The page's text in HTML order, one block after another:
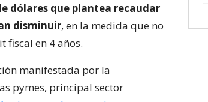
dólares que plantea recaudar
disminuir, en la medida que no
fiscal en 4 años.
manifestada por la
pymes, principal sector